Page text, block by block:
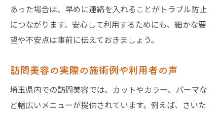
あった場合は、早めに連絡を入れることがトラブル防止
につながります。安心して利用するためにも、細かな要
望や不安点は事前に伝えておきましょう。
訪問美容の実際の施術例や利用者の声
埼玉県内での訪問美容では、カットやカラー、パーマな
ど幅広いメニューが提供されています。例えば、さいた